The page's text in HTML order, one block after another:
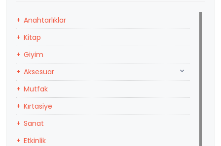
Anahtarlıklar
Kitap
Giyim
Aksesuar
Mutfak
Kırtasiye
Sanat
Etkinlik